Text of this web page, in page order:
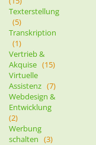
Texterstellung
(5)
Transkription
(1)
Vertrieb &
Akquise (15)
Virtuelle
Assistenz (7)
Webdesign &
Entwicklung
(2)
Werbung
schalten (3)